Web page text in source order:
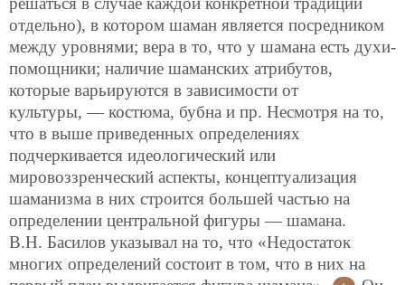
отдельно), в котором шаман является посредником
между уровнями; вера в то, что у шамана есть духи-
помощники; наличие шаманских атрибутов,
которые варьируются в зависимости от
культуры, — костюма, бубна и пр. Несмотря на то,
что в выше приведенных определениях
подчеркивается идеологический или
мировоззренческий аспекты, концептуализация
шаманизма в них строится большей частью на
определении центральной фигуры — шамана.
В.Н. Басилов указывал на то, что «Недостаток
многих определений состоит в том, что в них на